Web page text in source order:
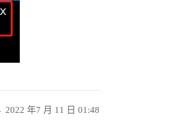
2022 年7 月 11 日 01:48